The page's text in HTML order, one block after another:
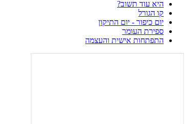
היא עוד תשוב?
קו הגורל
יום כיפור - יום התיקון
ספירת העומר
התפתחות אישית והעצמה